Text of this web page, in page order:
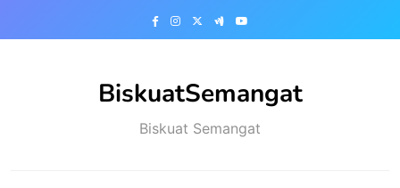
BiskuatSemangat
Biskuat Semangat